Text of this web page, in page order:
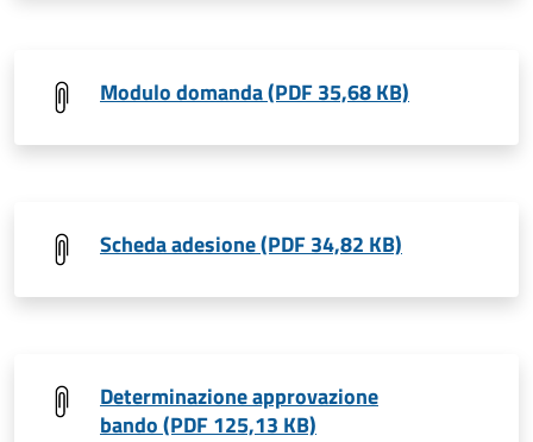
Modulo domanda (PDF 35,68 KB)
Scheda adesione (PDF 34,82 KB)
Determinazione approvazione
bando (PDF 125,13 KB)